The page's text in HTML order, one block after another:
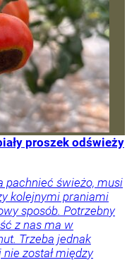
proszek odświeży
pachnieć świeżo, musi
kolejnymi praniami
sposób. Potrzebny
z nas ma w
Trzeba jednak
został między